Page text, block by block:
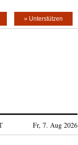
» Unterstützen
Fr, 7. Aug 2026